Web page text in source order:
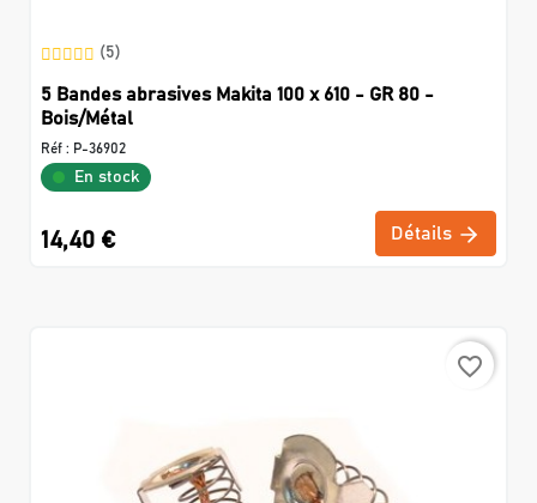
(5)
5 Bandes abrasives Makita 100 x 610 - GR 80 -
Bois/Métal
Réf : P-36902
En stock
14,40 € Détails
favorite_border